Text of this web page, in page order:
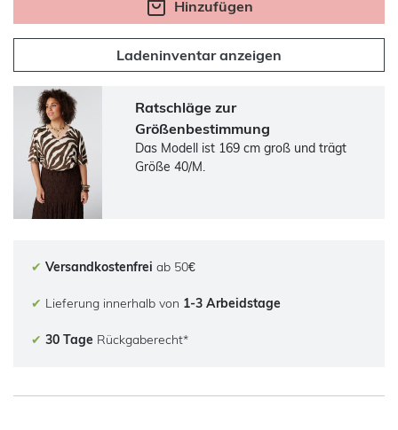
Hinzufügen
Ladeninventar anzeigen
Ratschläge zur
Größenbestimmung
Das Modell ist 169 cm groß und trägt
Größe 40/M.
✔ Versandkostenfrei ab 50€
✔ Lieferung innerhalb von 1-3 Arbeidstage
✔ 30 Tage Rückgaberecht*